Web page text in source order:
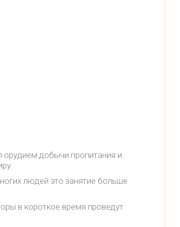
орудием добычи пропитания и
людей это занятие больше
в короткое время проведут